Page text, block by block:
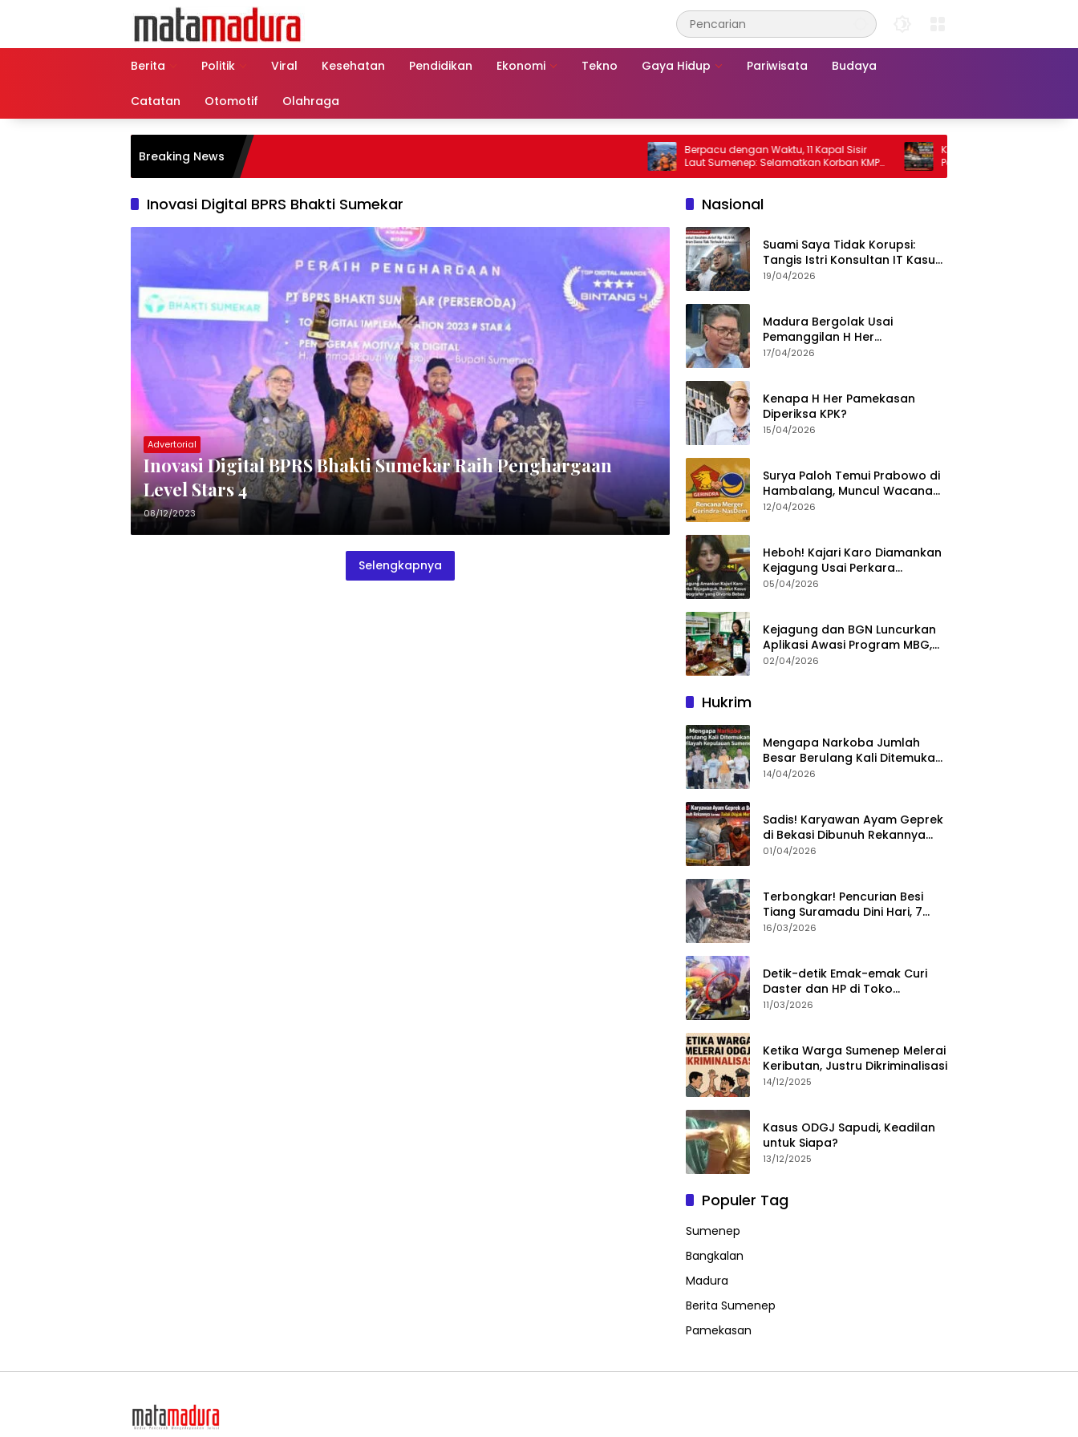
Berita
Politik Viral Kesehatan Pendidikan Ekonomi Tekno Gaya Hidup Pariwisata Budaya
Catatan Otomotif Olahraga
Breaking News
Berpacu dengan Waktu, 11 Kapal Sisir
Laut Sumenep: Selamatkan Korban KMP
Mutiara Sentosa 2
KMP Mutiara Sentosa 2 Terbakar,
Penumpang Nekat Melompat ke
Inovasi Digital BPRS Bhakti Sumekar
Advertorial
Inovasi Digital BPRS Bhakti Sumekar Raih Penghargaan
Level Stars 4
08/12/2023
Selengkapnya
Nasional
Suami Saya Tidak Korupsi:
Tangis Istri Konsultan IT Kasus
Nadiem Dituntut 22,5 Tahun
19/04/2026
Madura Bergolak Usai
Pemanggilan H Her
Pamekasan, Faizal Assegaf
17/04/2026
Kenapa H Her Pamekasan
Diperiksa KPK?
15/04/2026
Surya Paloh Temui Prabowo di
Hambalang, Muncul Wacana
Penggabungan NasDem dan
12/04/2026
Heboh! Kajari Karo Diamankan
Kejagung Usai Perkara
Videografer Divonis Bebas
05/04/2026
Kejagung dan BGN Luncurkan
Aplikasi Awasi Program MBG,
Begini Cara Lapornya
02/04/2026
Hukrim
Mengapa Narkoba Jumlah
Besar Berulang Kali Ditemukan
di Wilayah Kepulauan
14/04/2026
Sadis! Karyawan Ayam Geprek
di Bekasi Dibunuh Rekannya
karena Tolak Diajak Merampok
01/04/2026
Terbongkar! Pencurian Besi
Tiang Suramadu Dini Hari, 7
ABK Ditangkap Polisi
16/03/2026
Detik-detik Emak-emak Curi
Daster dan HP di Toko
Sumenep, Aksi Terekam CCTV
11/03/2026
Ketika Warga Sumenep Melerai
Keributan, Justru Dikriminalisasi
14/12/2025
Kasus ODGJ Sapudi, Keadilan
untuk Siapa?
13/12/2025
Populer Tag
Sumenep
Bangkalan
Madura
Berita Sumenep
Pamekasan